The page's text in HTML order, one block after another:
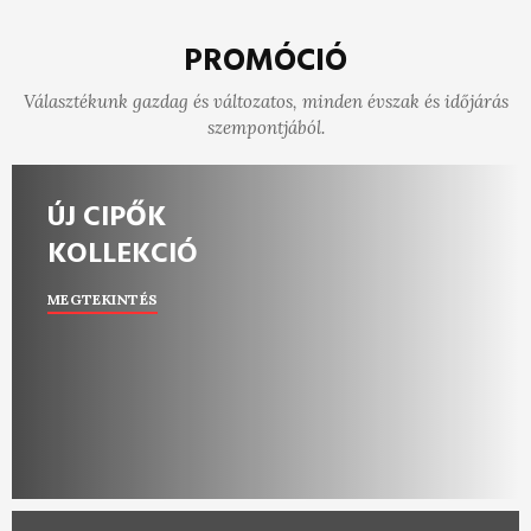
PROMÓCIÓ
Választékunk gazdag és változatos, minden évszak és időjárás
szempontjából.
ÚJ CIPŐK
KOLLEKCIÓ
MEGTEKINTÉS